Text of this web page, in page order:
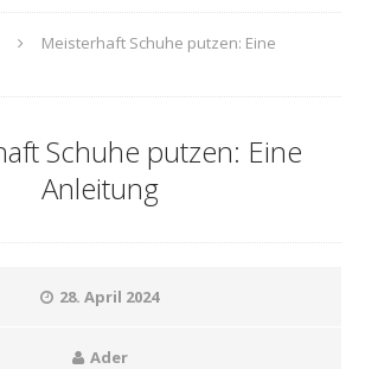
Meisterhaft Schuhe putzen: Eine
Schuhe putzen: Eine
Anleitung
28. April 2024
Ader